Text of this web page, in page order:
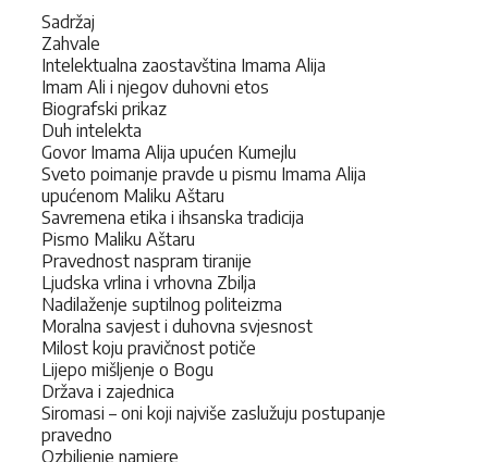
Sadržaj
Zahvale
Intelektualna zaostavština Imama Alija
Imam Ali i njegov duhovni etos
Biografski prikaz
Duh intelekta
Govor Imama Alija upućen Kumejlu
Sveto poimanje pravde u pismu Imama Alija
upućenom Maliku Aštaru
Savremena etika i ihsanska tradicija
Pismo Maliku Aštaru
Pravednost naspram tiranije
Ljudska vrlina i vrhovna Zbilja
Nadilaženje suptilnog politeizma
Moralna savjest i duhovna svjesnost
Milost koju pravičnost potiče
Lijepo mišljenje o Bogu
Država i zajednica
Siromasi – oni koji najviše zaslužuju postupanje
pravedno
Ozbiljenje namjere